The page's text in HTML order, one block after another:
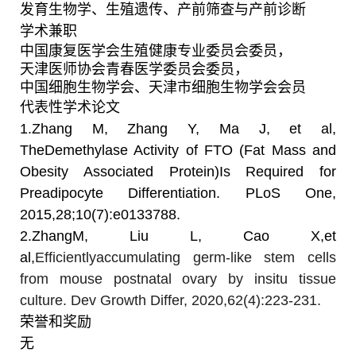
发育生物学、生殖遗传、产前筛查与产前诊断
学术兼职
中国康复医学会生殖健康专业委员会委员，
天津医师协会青春医学委员会委员，
中国细胞生物学会、天津市细胞生物学会会员
代表性学术论文
1.Zhang M, Zhang Y, Ma J, et al,
TheDemethylase Activity of FTO (Fat Mass and
Obesity Associated Protein)Is Required for
Preadipocyte Differentiation. PLoS One,
2015,28;10(7):e0133788.
2.ZhangM, Liu L, Cao X,et
al,Efficientlyaccumulating germ-like stem cells
from mouse postnatal ovary by insitu tissue
culture. Dev Growth Differ, 2020,62(4):223-231.
荣誉和奖励
无